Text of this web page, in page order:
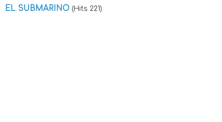
EL SUBMARINO (Hits 221)